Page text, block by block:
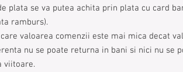
plata se va putea achita prin plata cu card
ramburs).
valoarea comenzii este mai mica decat
nu se poate returna in bani si nici nu se
viitoare.